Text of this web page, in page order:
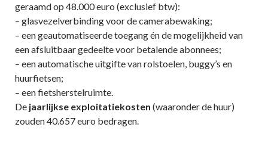
geraamd op 48.000 euro (exclusief btw):
– glasvezelverbinding voor de camerabewaking;
– een geautomatiseerde toegang én de mogelijkheid van
een afsluitbaar gedeelte voor betalende abonnees;
– een automatische uitgifte van rolstoelen, buggy’s en
huurfietsen;
– een fietsherstelruimte.
De jaarlijkse exploitatiekosten (waaronder de huur)
zouden 40.657 euro bedragen.